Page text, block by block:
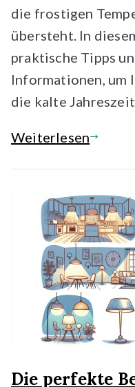
die frostigen
übersteht. In
praktische Tipps
Informationen, um
die kalte
Weiterlesen
Die perfekte